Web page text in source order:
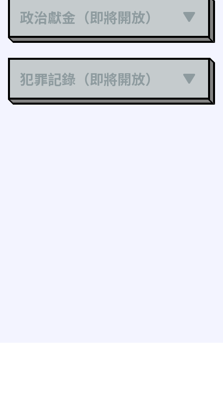
政治獻金（即將開放）
犯罪記錄（即將開放）